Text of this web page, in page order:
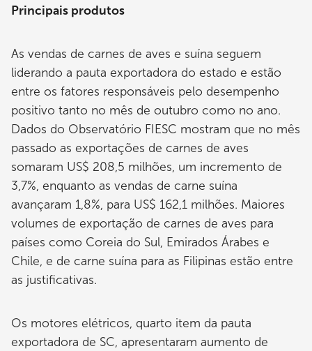
Principais produtos
As vendas de carnes de aves e suína seguem
liderando a pauta exportadora do estado e estão
entre os fatores responsáveis pelo desempenho
positivo tanto no mês de outubro como no ano.
Dados do Observatório FIESC mostram que no mês
passado as exportações de carnes de aves
somaram US$ 208,5 milhões, um incremento de
3,7%, enquanto as vendas de carne suína
avançaram 1,8%, para US$ 162,1 milhões. Maiores
volumes de exportação de carnes de aves para
países como Coreia do Sul, Emirados Árabes e
Chile, e de carne suína para as Filipinas estão entre
as justificativas.
Os motores elétricos, quarto item da pauta
exportadora de SC, apresentaram aumento de